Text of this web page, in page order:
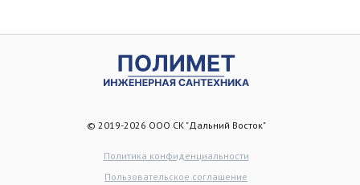
© 2019-2026 ООО СК "Дальний Восток"
Политика конфиденциальности
Пользовательское соглашение